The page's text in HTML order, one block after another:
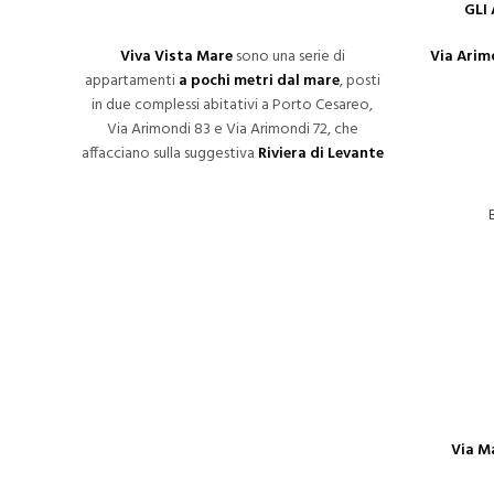
Viva Vista Maresono una serie di
appartamentia pochi metri dal mare, posti
in due complessi abitativi a Porto Cesareo,
Via Arimondi 83 e Via Arimondi 72, che
affacciano sulla suggestiva Riviera di Levante
GLI
Via
Via